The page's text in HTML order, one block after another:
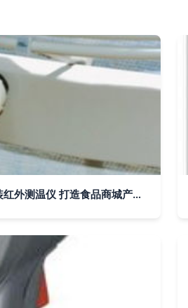
Testo 830 T2套装红外测温仪 打造食品商城产业链的精准温度管控方案